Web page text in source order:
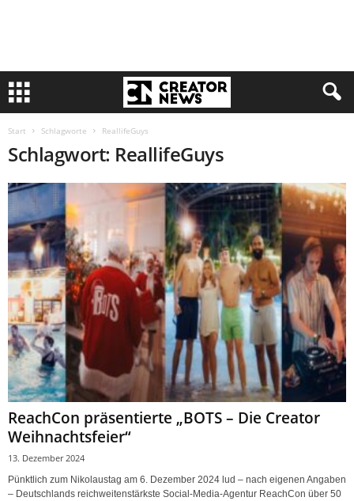
Start Schlagworte ReallifeGuys
Schlagwort: ReallifeGuys
ReachCon präsentierte „BOTS – Die Creator
Weihnachtsfeier“
13. Dezember 2024
Pünktlich zum Nikolaustag am 6. Dezember 2024 lud – nach eigenen Angaben
– Deutschlands reichweitenstärkste Social-Media-Agentur ReachCon über 50